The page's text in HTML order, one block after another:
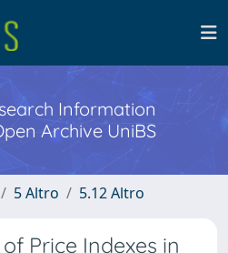
Information
Archive UniBS
5 Altro 5.12 Altro
Price Indexes in